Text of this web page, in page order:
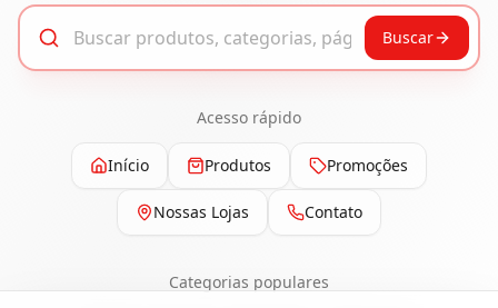
Buscar
Acesso rápido
Início Produtos Promoções
Nossas Lojas Contato
Categorias populares